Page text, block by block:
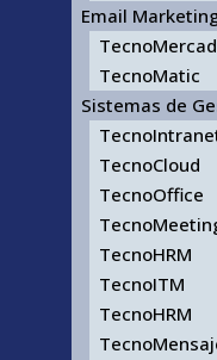
Email
TecnoMatic
Sistemas de
TecnoCloud
TecnoOffice
TecnoHRM
TecnoITM
TecnoHRM